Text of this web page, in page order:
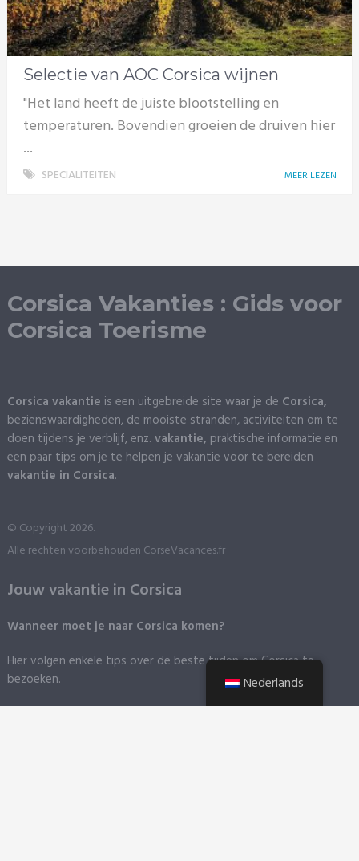
Selectie van AOC Corsica wijnen
"Het land heeft de juiste blootstelling en
temperaturen. Bovendien groeien de druiven hier
...
SPECIALITEITEN MEER LEZEN
Corsica Vakanties : Gids voor
Corsica Toerisme
Corsica vakantie is een uitgebreide site waar je de Corsica,
bezienswaardigheden, de mooiste stranden, activiteiten om te
doen tijdens je verblijf, enz. vakantie, praktische informatie en
een paar tips om je te helpen je vakantie voor te bereiden
vakantie in Corsica.
© Copyright 2026.
Alle rechten voorbehouden CorseVacances.fr
Jouw vakantie in Corsica
Wanneer moet je naar Corsica komen?
Hier volgen enkele tips over de beste tijden om Corsica te
bezoeken.
Nederlands